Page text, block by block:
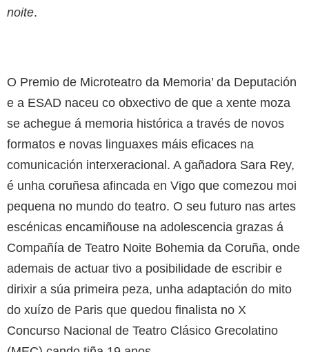
noite.
O Premio de Microteatro da Memoria’ da Deputación
e a ESAD naceu co obxectivo de que a xente moza
se achegue á memoria histórica a través de novos
formatos e novas linguaxes máis eficaces na
comunicación interxeracional. A gañadora Sara Rey,
é unha coruñesa afincada en Vigo que comezou moi
pequena no mundo do teatro. O seu futuro nas artes
escénicas encamiñouse na adolescencia grazas á
Compañía de Teatro Noite Bohemia da Coruña, onde
ademais de actuar tivo a posibilidade de escribir e
dirixir a súa primeira peza, unha adaptación do mito
do xuízo de Paris que quedou finalista no X
Concurso Nacional de Teatro Clásico Grecolatino